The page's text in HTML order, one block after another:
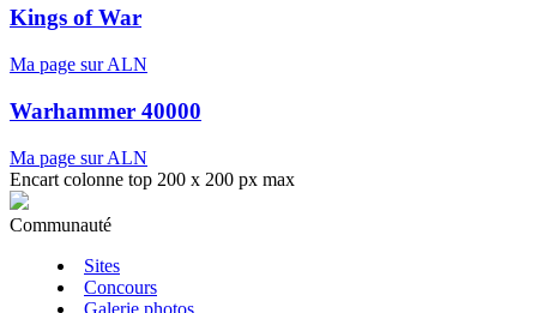
Kings of War
Ma page sur ALN
Warhammer 40000
Ma page sur ALN
Encart colonne top 200 x 200 px max
Communauté
Sites
Concours
Galerie photos